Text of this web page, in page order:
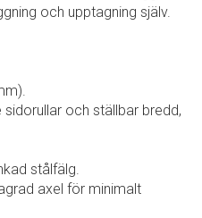
och upptagning själv.
och ställbar bredd,
stålfälg.
axel för minimalt